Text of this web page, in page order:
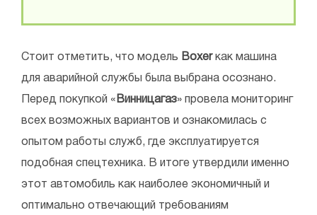
Стоит отметить, что модель Boxerкак машина
для аварийной службы была выбрана осознано.
Перед покупкой « Винницагаз» провела мониторинг
всех возможных вариантов и ознакомилась с
опытом работы служб, где эксплуатируется
подобная спецтехника. В итоге утвердили именно
этот автомобиль как наиболее экономичный и
оптимально отвечающий требованиям